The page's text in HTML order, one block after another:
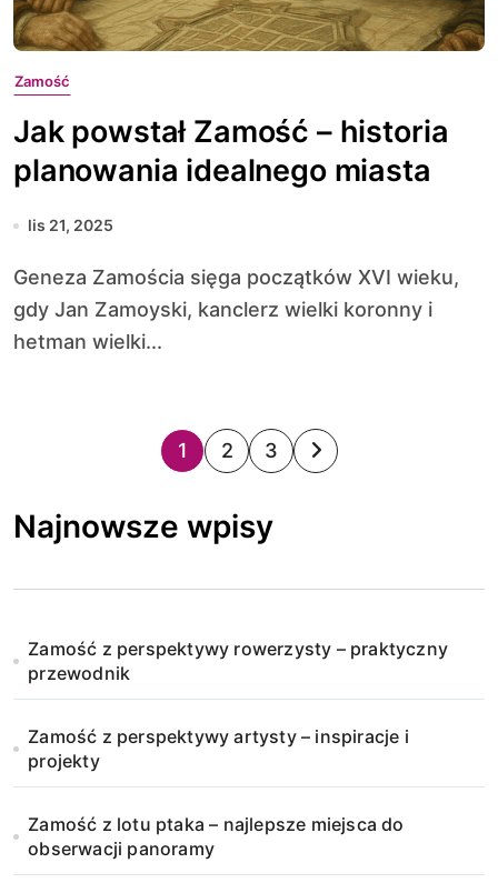
Zamość
Jak powstał Zamość – historia
planowania idealnego miasta
lis 21, 2025
Geneza Zamościa sięga początków XVI wieku,
gdy Jan Zamoyski, kanclerz wielki koronny i
hetman wielki...
S
r
o
n
c
w
a
1 2 3
Najnowsze wpisy
Zamość z perspektywy rowerzysty – praktyczny
przewodnik
Zamość z perspektywy artysty – inspiracje i
projekty
Zamość z lotu ptaka – najlepsze miejsca do
obserwacji panoramy